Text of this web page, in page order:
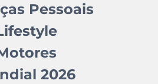
Pessoais
2026